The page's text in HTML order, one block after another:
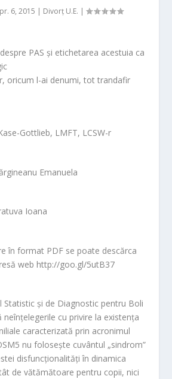
6, 2015 | Divorț U.E. |
PAS şi etichetarea acestuia ca
oricum l-ai denumi, tot trandafir
Gottlieb, LMFT, LCSW-r
Emanuela
Ioana
în format PDF se poate descărca
web http://goo.gl/5utB37
Statistic şi de Diagnostic pentru Boli
neînţelegerile cu privire la existența
caracterizată prin acronimul
nu folosește cuvântul „sindrom”
disfuncţionalităţi în dinamica
de vătămătoare pentru copii, nici